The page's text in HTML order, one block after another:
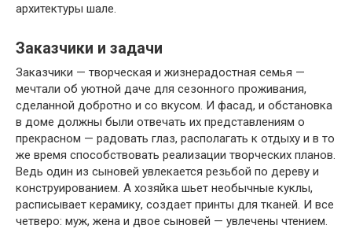
архитектуры шале.
Заказчики и задачи
Заказчики — творческая и жизнерадостная семья —
мечтали об уютной даче для сезонного проживания,
сделанной добротно и со вкусом. И фасад, и обстановка
в доме должны были отвечать их представлениям о
прекрасном — радовать глаз, располагать к отдыху и в то
же время способствовать реализации творческих планов.
Ведь один из сыновей увлекается резьбой по дереву и
конструированием. А хозяйка шьет необычные куклы,
расписывает керамику, создает принты для тканей. И все
четверо: муж, жена и двое сыновей — увлечены чтением.